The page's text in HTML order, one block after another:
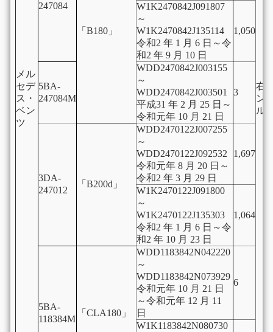
メル
セデ
ス・
ベン
ツ
右
ン
ル
247084
「B180」
W1K2470842J091807
～
W1K2470842J135114
令和2 年 1 月 6 日～令
和2 年 9 月 10 日
1,050
5BA-
247084M
WDD2470842J003155
～
WDD2470842J003501
平成31 年 2 月 25 日～
令和元年 10 月 21 日
3
3DA-
247012
「B200d」
WDD2470122J007255
～
WDD2470122J092532
令和元年 8 月 20 日～
令和2 年 3 月 29 日
1,697
W1K2470122J091800
～
W1K2470122J135303
令和2 年 1 月 6 日～令
和2 年 10 月 23 日
1,064
5BA-
118384M
「CLA180」
WDD1183842N042220
～
WDD1183842N073929
令和元年 10 月 21 日
～令和元年 12 月 11
日
6
W1K1183842N080730